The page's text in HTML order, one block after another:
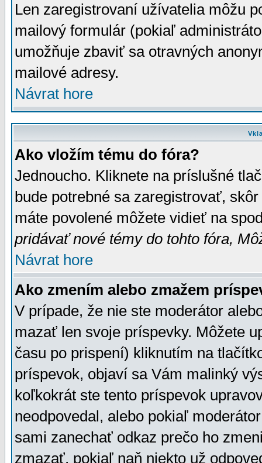
Len zaregistrovaní užívatelia môžu
mailový formulár (pokiaľ
umožňuje zbaviť sa otravných
mailové adresy.
Návrat hore
Ako vložím tému do fóra?
Jednoucho. Kliknete na príslušné
bude potrebné sa zaregistrovať,
máte povolené môžete vidieť na
pridávať nové témy do tohto fóra,
Návrat hore
Ako zmením alebo zmažem
V prípade, že nie ste moderátor
mazať len svoje príspevky. Môžete
času po prispení) kliknutím na
príspevok, objaví sa Vám malinký
koľkokrát ste tento príspevok
neodpovedal, alebo pokiaľ
sami zanechať odkaz prečo ho
zmazať, pokiaľ naň niekto už